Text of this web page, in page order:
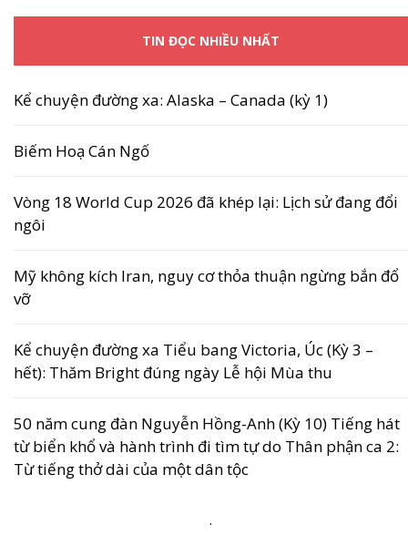
TIN ĐỌC NHIỀU NHẤT
Kể chuyện đường xa: Alaska – Canada (kỳ 1)
Biếm Hoạ Cán Ngố
Vòng 18 World Cup 2026 đã khép lại: Lịch sử đang đổi
ngôi
Mỹ không kích Iran, nguy cơ thỏa thuận ngừng bắn đổ
vỡ
Kể chuyện đường xa Tiểu bang Victoria, Úc (Kỳ 3 –
hết): Thăm Bright đúng ngày Lễ hội Mùa thu
50 năm cung đàn Nguyễn Hồng-Anh (Kỳ 10) Tiếng hát
từ biển khổ và hành trình đi tìm tự do Thân phận ca 2:
Từ tiếng thở dài của một dân tộc
.